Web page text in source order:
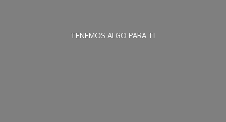
TENEMOS ALGOPARA TI